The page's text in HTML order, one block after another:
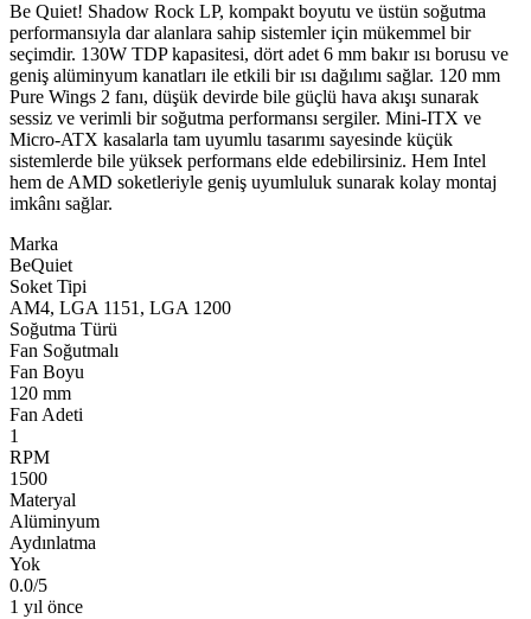
Be Quiet! Shadow Rock LP, kompakt boyutu ve üstün soğutma
performansıyla dar alanlara sahip sistemler için mükemmel bir
seçimdir. 130W TDP kapasitesi, dört adet 6 mm bakır ısı borusu ve
geniş alüminyum kanatları ile etkili bir ısı dağılımı sağlar. 120 mm
Pure Wings 2 fanı, düşük devirde bile güçlü hava akışı sunarak
sessiz ve verimli bir soğutma performansı sergiler. Mini-ITX ve
Micro-ATX kasalarla tam uyumlu tasarımı sayesinde küçük
sistemlerde bile yüksek performans elde edebilirsiniz. Hem Intel
hem de AMD soketleriyle geniş uyumluluk sunarak kolay montaj
imkânı sağlar.
Marka
BeQuiet
Soket Tipi
AM4, LGA 1151, LGA 1200
Soğutma Türü
Fan Soğutmalı
Fan Boyu
120 mm
Fan Adeti
1
RPM
1500
Materyal
Alüminyum
Aydınlatma
Yok
0.0/5
1 yıl önce